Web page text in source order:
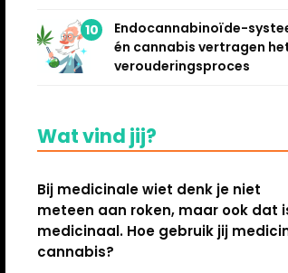
10
Endocannabinoïde-
én cannabis vertragen
verouderingsproces
Wat vind jij?
Bij medicinale wiet denk je niet
meteen aan roken, maar ook dat
medicinaal. Hoe gebruik jij
cannabis?